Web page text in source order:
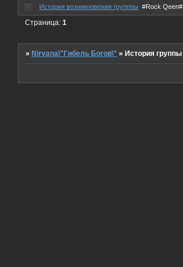
История возникновения групппы #Rock Qeen#
Страница:1
» Nirvana\"Гибель Богов\" » История группы